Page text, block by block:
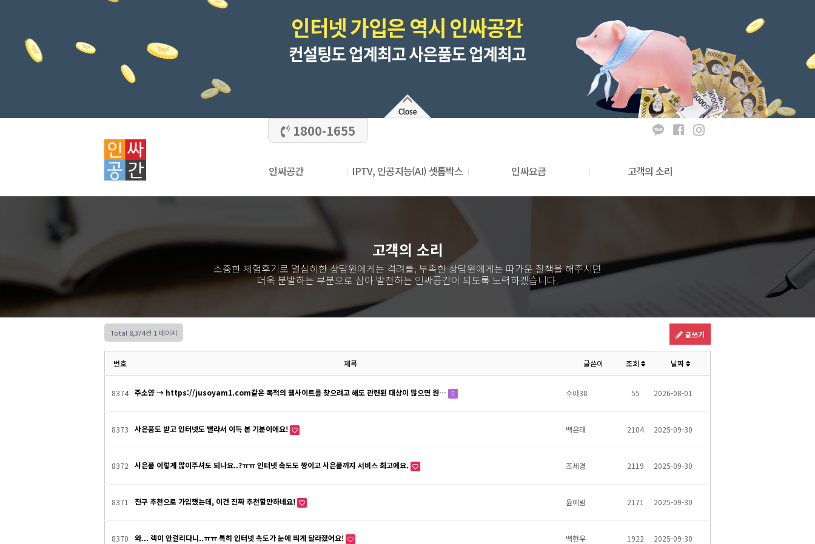
1800-1655
인싸공간 IPTV, 인공지능(AI) 셋톱박스
LG / 셋톱박스, 편성표
SKY 라이프 / 셋톱박스, 편성표
인싸요금
SKY 라이프 / 상품소개
고객의 소리
고객의 소리
소중한 체험후기로 열심히한 상담원에게는 격려를, 부족한 상담원에게는 따가운 질책을 해주시면
더욱 분발하는 부분으로 삼아 발전하는 인싸공간이 되도록 노력하겠습니다.
Total 8,374건 1 페이지 글쓰기
번호 제목 글쓴이 조회 날짜
8374 주소얌 → https://jusoyam1.com같은 목적의 웹사이트를 찾으려고 해도 관련된 대상이 많으면 원… 수아38 55 2026-08-01
8373 사은품도 받고 인터넷도 빨라서 이득 본 기분이에요! 백은태 2104 2025-09-30
8372 사은품 이렇게 많이주셔도 되나요..?ㅠㅠ 인터넷 속도도 짱이고 사은품까지 서비스 최고에요. 조세경 2119 2025-09-30
8371 친구 추천으로 가입했는데, 이건 진짜 추천할만하네요! 윤예림 2171 2025-09-30
8370 와... 렉이 안걸리다니..ㅠㅠ 특히 인터넷 속도가 눈에 띄게 달라졌어요! 백현우 1922 2025-09-30